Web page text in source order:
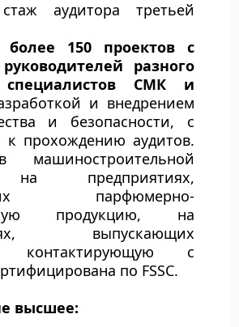
аудитора третьей
более 150 проектов с
разного
СМК и
и внедрением
и безопасности, с
к прохождению аудитов.
на предприятиях,
парфюмерно-
продукцию, на
выпускающих
контактирующую с
по FSSC.
высшее: